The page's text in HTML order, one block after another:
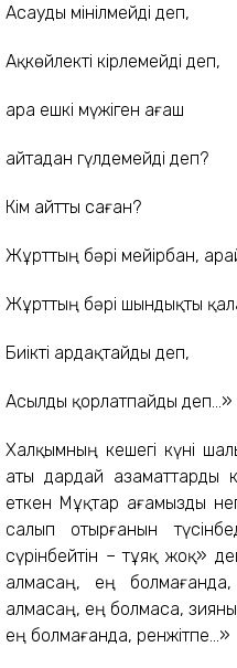
Асауды мінілмейді деп,
Ақкөйлекті кірлемейді деп,
Қара ешкі мүжіген ағаш
Қайтадан гүлдемейді деп?
Кім айтты саған?
Жұрттың бәрі мейірбан,
Жұрттың бәрі шындықты
Биікті ардақтайды деп,
Асылды қорлатпайды деп...»
Халқымның кешегі күні
аты дардай азаматтарды
еткен Мұқтар ағамызды
салып отырғанын
сүрінбейтін – тұяқ жоқ»
алмасаң, ең
алмасаң, ең болмаса,
ең болмағанда, ренжітпе...»